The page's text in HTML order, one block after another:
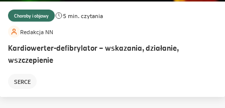
Choroby i objawy
5 min. czytania
Redakcja NN
Kardiowerter-defibrylator – wskazania, działanie,
wszczepienie
SERCE